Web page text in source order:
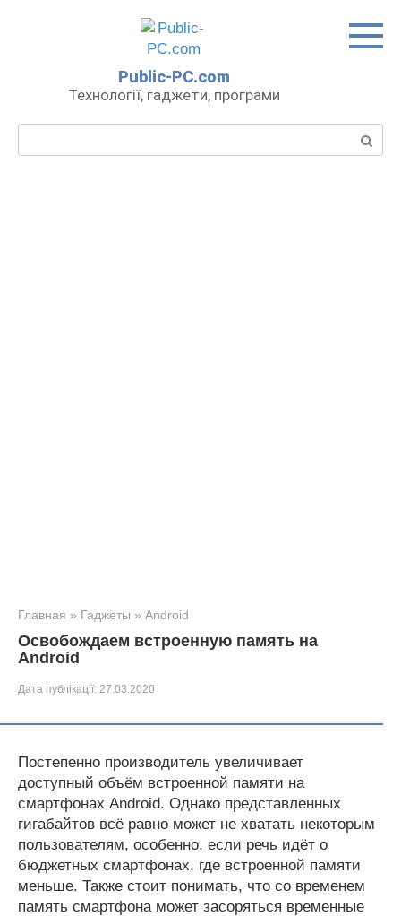
Public-PC.com
Технології, гаджети, програми
Главная » Гаджеты » Android
Освобождаем встроенную память на
Android
Дата публікації: 27.03.2020
Постепенно производитель увеличивает
доступный объём встроенной памяти на
смартфонах Android. Однако представленных
гигабайтов всё равно может не хватать некоторым
пользователям, особенно, если речь идёт о
бюджетных смартфонах, где встроенной памяти
меньше. Также стоит понимать, что со временем
память смартфона может засоряться временные